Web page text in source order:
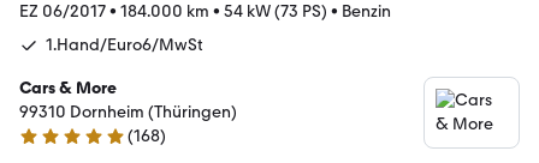
EZ 06/2017• 184.000 km • 54 kW (73 PS) • Benzin
1.Hand/Euro6/MwSt
Cars & More
99310 Dornheim (Thüringen)
4.9 Sterne
(168)